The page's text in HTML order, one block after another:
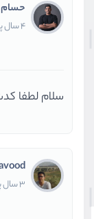
4 سال پیش
سلام لطفا
3 سال پیش